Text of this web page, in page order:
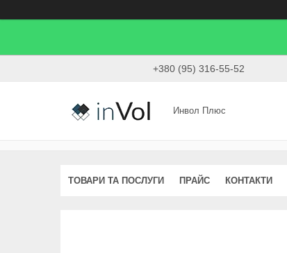
+380 (95) 316-55-52
Инвол Плюс
ТОВАРИ ТА ПОСЛУГИ ПРАЙС КОНТАКТИ